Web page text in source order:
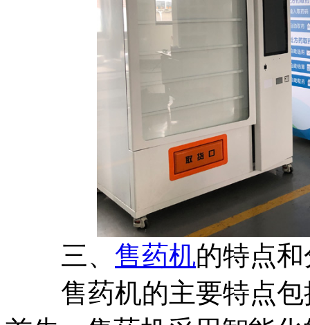
三、 售药机的特点
售药机的主要特点包